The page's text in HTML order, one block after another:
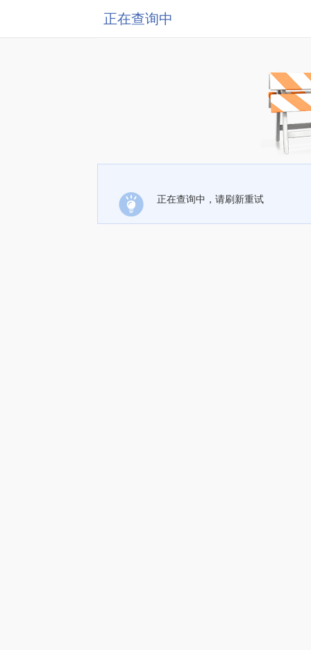
正在查询中
正在查询中，请刷新重试